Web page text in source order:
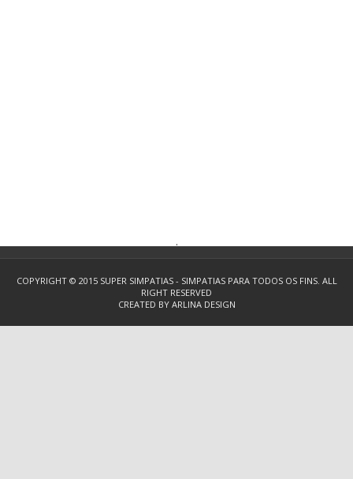
.
COPYRIGHT © 2015 SUPER SIMPATIAS - SIMPATIAS PARA TODOS OS FINS. ALL
RIGHT RESERVED
CREATED BY ARLINA DESIGN